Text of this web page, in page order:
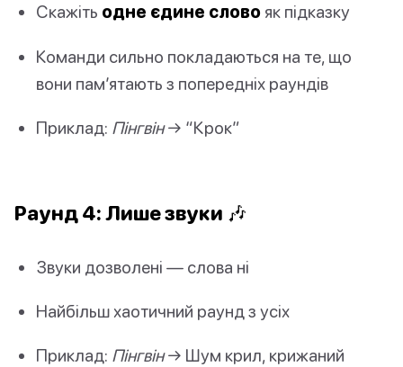
Скажіть одне єдине слово як підказку
Команди сильно покладаються на те, що
вони пам’ятають з попередніх раундів
Приклад: Пінгвін→ “Крок”
Раунд 4: Лише звуки 🎶
Звуки дозволені — слова ні
Найбільш хаотичний раунд з усіх
Приклад: Пінгвін→ Шум крил, крижаний